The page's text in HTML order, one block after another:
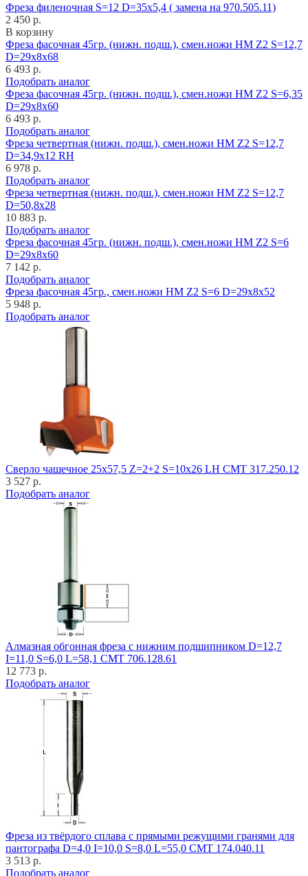
Фреза филеночная S=12 D=35x5,4 ( замена на 970.505.11)
2 450 р.
В корзину
Фреза фасочная 45гр. (нижн. подш.), смен.ножи HM Z2 S=12,7
D=29x8x68
6 493 р.
Подобрать аналог
Фреза фасочная 45гр. (нижн. подш.), смен.ножи HM Z2 S=6,35
D=29x8x60
6 493 р.
Подобрать аналог
Фреза четвертная (нижн. подш.), смен.ножи HM Z2 S=12,7
D=34,9x12 RH
6 978 р.
Подобрать аналог
Фреза четвертная (нижн. подш.), смен.ножи HM Z2 S=12,7
D=50,8x28
10 883 р.
Подобрать аналог
Фреза фасочная 45гр. (нижн. подш.), смен.ножи HM Z2 S=6
D=29x8x60
7 142 р.
Подобрать аналог
Фреза фасочная 45гр., смен.ножи HM Z2 S=6 D=29x8x52
5 948 р.
Подобрать аналог
Cверло чашечное 25x57,5 Z=2+2 S=10x26 LH CMT 317.250.12
3 527 р.
Подобрать аналог
Алмазная обгонная фреза с нижним подшипником D=12,7
I=11,0 S=6,0 L=58,1 CMT 706.128.61
12 773 р.
Подобрать аналог
Фреза из твёрдого сплава с прямыми режущими гранями для
пантографа D=4,0 I=10,0 S=8,0 L=55,0 CMT 174.040.11
3 513 р.
Подобрать аналог